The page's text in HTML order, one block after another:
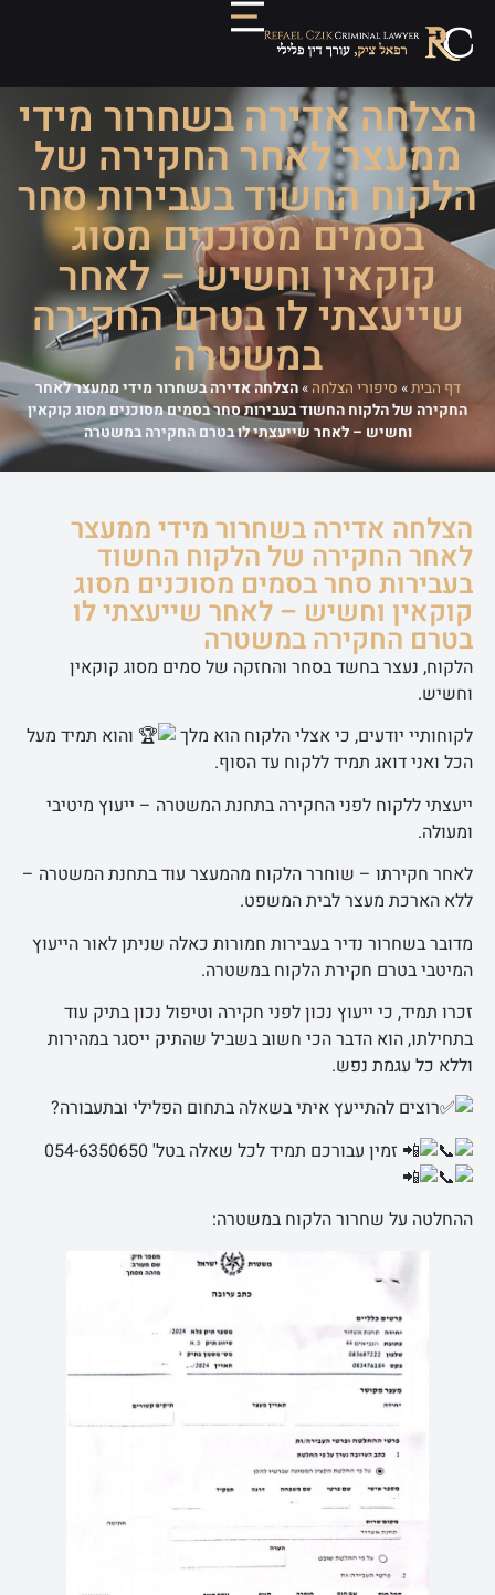
הצלחה אדירה בשחרור מידי
ממעצר לאחר החקירה של
הלקוח החשוד בעבירות סחר
בסמים מסוכנים מסוג
קוקאין וחשיש – לאחר
שייעצתי לו בטרם החקירה
במשטרה
דף הבית» סיפורי הצלחה »הצלחה אדירה בשחרור מידי ממעצר לאחר
החקירה של הלקוח החשוד בעבירות סחר בסמים מסוכנים מסוג קוקאין
וחשיש – לאחר שייעצתי לו בטרם החקירה במשטרה
הצלחה אדירה בשחרור מידי ממעצר
לאחר החקירה של הלקוח החשוד
בעבירות סחר בסמים מסוכנים מסוג
קוקאין וחשיש – לאחר שייעצתי לו
בטרם החקירה במשטרה
הלקוח, נעצר בחשד בסחר והחזקה של סמים מסוג קוקאין
וחשיש.
לקוחותיי יודעים, כי אצלי הלקוח הוא מלך
והוא תמיד מעל
הכל ואני דואג תמיד ללקוח עד הסוף.
ייעצתי ללקוח לפני החקירה בתחנת המשטרה – ייעוץ מיטיבי
ומעולה.
לאחר חקירתו – שוחרר הלקוח מהמעצר עוד בתחנת המשטרה –
ללא הארכת מעצר לבית המשפט.
מדובר בשחרור נדיר בעבירות חמורות כאלה שניתן לאור הייעוץ
המיטבי בטרם חקירת הלקוח במשטרה.
זכרו תמיד, כי ייעוץ נכון לפני חקירה וטיפול נכון בתיק עוד
בתחילתו, הוא הדבר הכי חשוב בשביל שהתיק ייסגר במהירות
וללא כל עגמת נפש.
רוצים להתייעץ איתי בשאלה בתחום הפלילי ובתעבורה?
זמין עבורכם תמיד לכל שאלה בטל' 054-6350650
ההחלטה על שחרור הלקוח במשטרה: